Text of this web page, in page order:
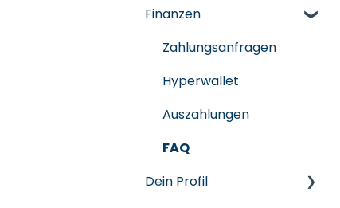
Einstellungen
FAQ
Aufträge finden
Bewerbungen
Vereinbarungen
FAQ
Finanzen
Zahlungsanfragen
Hyperwallet
Auszahlungen
FAQ
Dein Profil